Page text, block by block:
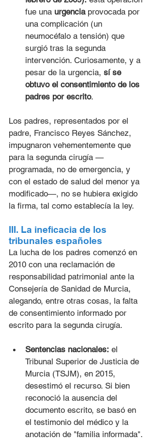
fue una urgencia provocada por
una complicación (un
neumocéfalo a tensión) que
surgió tras la segunda
intervención. Curiosamente, y a
pesar de la urgencia, sí se
obtuvo el consentimiento de los
padres por escrito.
Los padres, representados por el
padre, Francisco Reyes Sánchez,
impugnaron vehementemente que
para la segunda cirugía —
programada, no de emergencia, y
con el estado de salud del menor ya
modificado—, no se hubiera exigido
la firma, tal como establecía la ley.
III. La ineficacia de los
tribunales españoles
La lucha de los padres comenzó en
2010 con una reclamación de
responsabilidad patrimonial ante la
Consejería de Sanidad de Murcia,
alegando, entre otras cosas, la falta
de consentimiento informado por
escrito para la segunda cirugía.
Sentencias nacionales: el
Tribunal Superior de Justicia de
Murcia (TSJM), en 2015,
desestimó el recurso. Si bien
reconoció la ausencia del
documento escrito, se basó en
el testimonio del médico y la
anotación de "familia informada".